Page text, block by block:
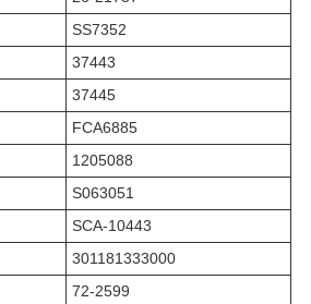
SS7352
37443
37445
FCA6885
1205088
S063051
SCA-10443
301181333000
72-2599